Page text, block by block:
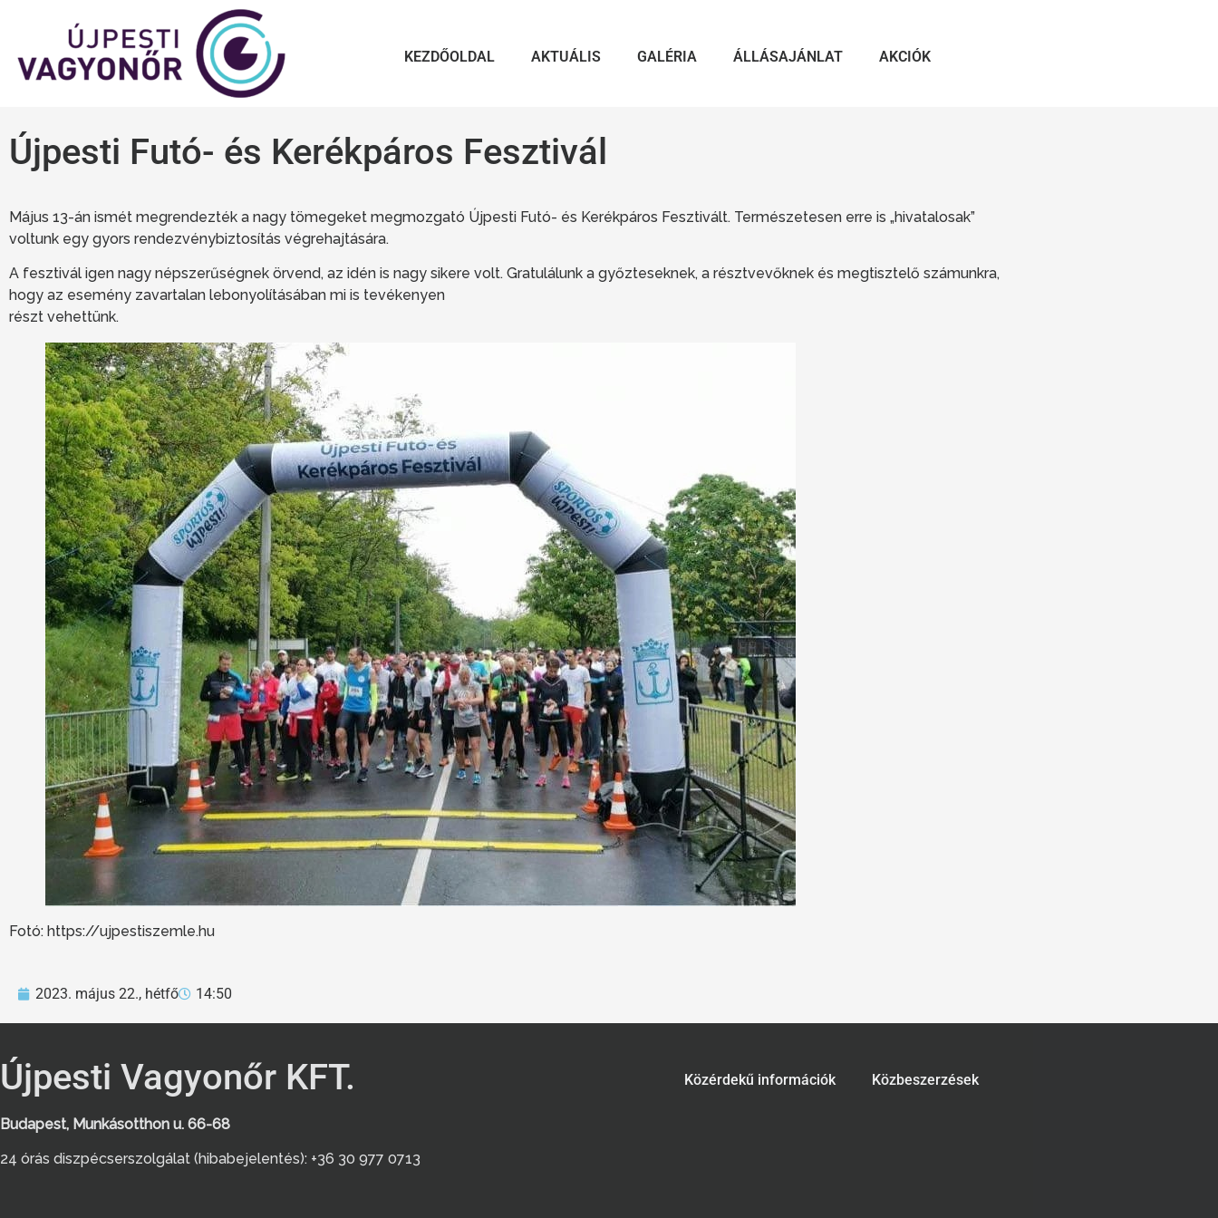
KEZDŐOLDAL AKTUÁLIS GALÉRIA ÁLLÁSAJÁNLAT AKCIÓK
Újpesti Futó- és Kerékpáros Fesztivál
Május 13-án ismét megrendezték a nagy tömegeket megmozgató Újpesti Futó- és Kerékpáros Fesztivált. Természetesen erre is „hivatalosak”
voltunk egy gyors rendezvénybiztosítás végrehajtására.
A fesztivál igen nagy népszerűségnek örvend, az idén is nagy sikere volt. Gratulálunk a győzteseknek, a résztvevőknek és megtisztelő számunkra,
hogy az esemény zavartalan lebonyolításában mi is tevékenyen
részt vehettünk.
Fotó: https://ujpestiszemle.hu
2023. május 22., hétfő 14:50
Újpesti Vagyonőr KFT.
Budapest, Munkásotthon u. 66-68
24 órás diszpécserszolgálat (hibabejelentés): +36 30 977 0713
Közérdekű információk Közbeszerzések